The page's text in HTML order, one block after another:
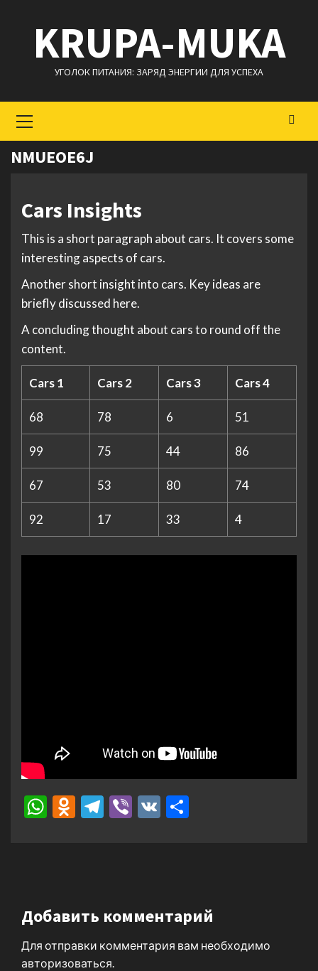
содержимому
KRUPA-MUKA
УГОЛОК ПИТАНИЯ: ЗАРЯД ЭНЕРГИИ ДЛЯ УСПЕХА
меню
NMUEOE6J
Cars Insights
This is a short paragraph about cars. It covers some
interesting aspects of cars.
Another short insight into cars. Key ideas are
briefly discussed here.
A concluding thought about cars to round off the
content.
Cars 1 Cars 2 Cars 3 Cars 4
68 78 6 51
99 75 44 86
67 53 80 74
92 17 33 4
WhatsApp
Odnoklassniki
Telegram
Viber
VK
Добавить комментарий
Для отправки комментария вам необходимо
авторизоваться